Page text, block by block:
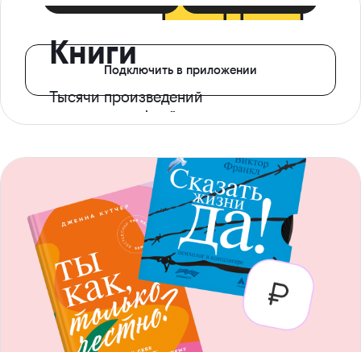
Книги
Тысячи произведений
с доступом офлайн
Подключить в приложении